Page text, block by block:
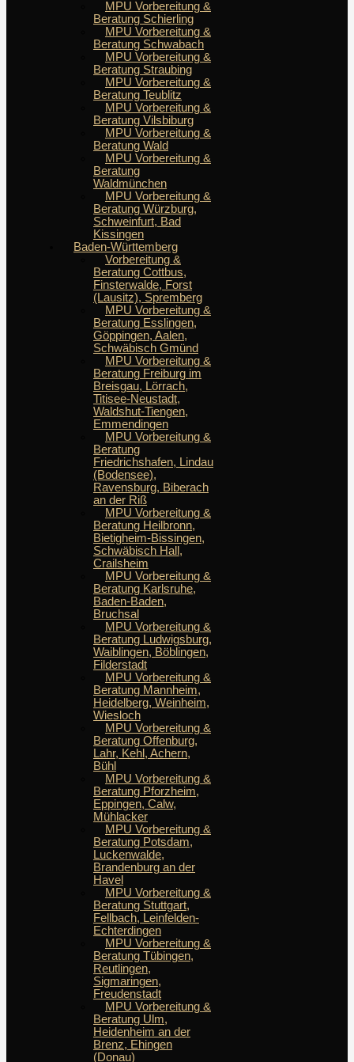
MPU Vorbereitung &
Beratung Schierling
MPU Vorbereitung &
Beratung Schwabach
MPU Vorbereitung &
Beratung Straubing
MPU Vorbereitung &
Beratung Teublitz
MPU Vorbereitung &
Beratung Vilsbiburg
MPU Vorbereitung &
Beratung Wald
MPU Vorbereitung &
Beratung
Waldmünchen
MPU Vorbereitung &
Beratung Würzburg,
Schweinfurt, Bad
Kissingen
Baden-Württemberg
Vorbereitung &
Beratung Cottbus,
Finsterwalde, Forst
(Lausitz), Spremberg
MPU Vorbereitung &
Beratung Esslingen,
Göppingen, Aalen,
Schwäbisch Gmünd
MPU Vorbereitung &
Beratung Freiburg im
Breisgau, Lörrach,
Titisee-Neustadt,
Waldshut-Tiengen,
Emmendingen
MPU Vorbereitung &
Beratung
Friedrichshafen, Lindau
(Bodensee),
Ravensburg, Biberach
an der Riß
MPU Vorbereitung &
Beratung Heilbronn,
Bietigheim-Bissingen,
Schwäbisch Hall,
Crailsheim
MPU Vorbereitung &
Beratung Karlsruhe,
Baden-Baden,
Bruchsal
MPU Vorbereitung &
Beratung Ludwigsburg,
Waiblingen, Böblingen,
Filderstadt
MPU Vorbereitung &
Beratung Mannheim,
Heidelberg, Weinheim,
Wiesloch
MPU Vorbereitung &
Beratung Offenburg,
Lahr, Kehl, Achern,
Bühl
MPU Vorbereitung &
Beratung Pforzheim,
Eppingen, Calw,
Mühlacker
MPU Vorbereitung &
Beratung Potsdam,
Luckenwalde,
Brandenburg an der
Havel
MPU Vorbereitung &
Beratung Stuttgart,
Fellbach, Leinfelden-
Echterdingen
MPU Vorbereitung &
Beratung Tübingen,
Reutlingen,
Sigmaringen,
Freudenstadt
MPU Vorbereitung &
Beratung Ulm,
Heidenheim an der
Brenz, Ehingen
(Donau)